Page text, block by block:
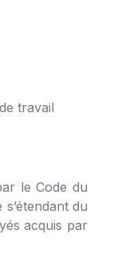
travail
le Code du
du
acquis par